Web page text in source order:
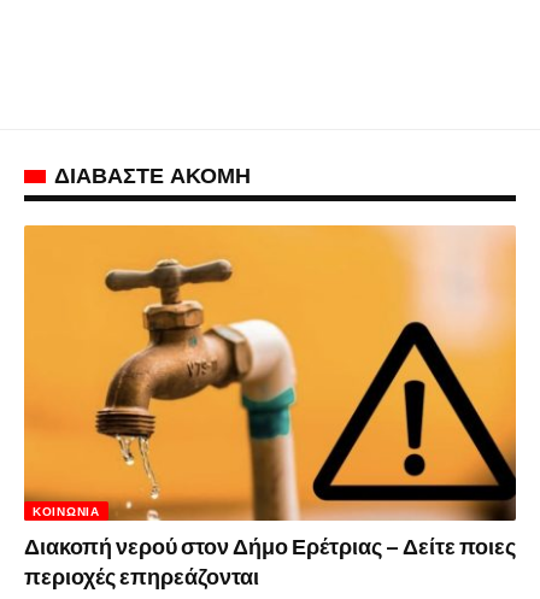
ΔΙΑΒΑΣΤΕ ΑΚΟΜΗ
ΚΟΙΝΩΝΊΑ
Διακοπή νερού στον Δήμο Ερέτριας – Δείτε ποιες
περιοχές επηρεάζονται